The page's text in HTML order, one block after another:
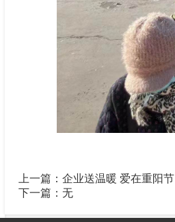
上一篇： 企业送温暖 爱在重阳节
下一篇：无